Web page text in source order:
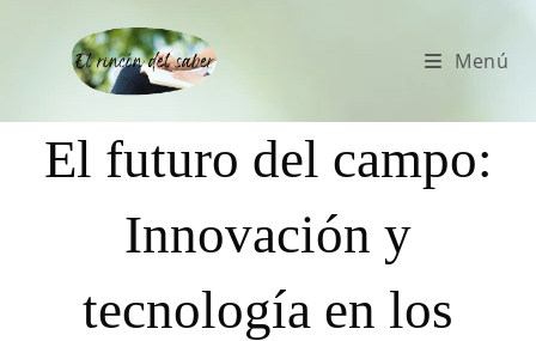
Menú
El futuro del campo:
Innovación y
tecnología en los